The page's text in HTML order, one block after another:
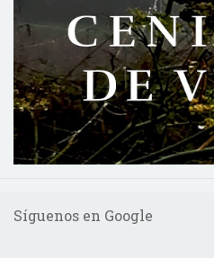
Síguenos en Google